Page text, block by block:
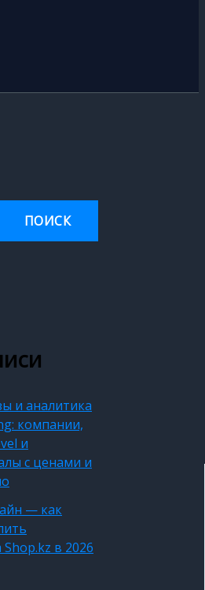
ПОИСК
и аналитика
компании,
и
с ценами и
— как
в 2026